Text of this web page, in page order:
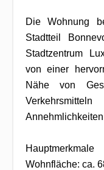
Die Wohnung
Stadtteil
Stadtzentrum
von einer
Nähe von
Hauptmerkmale
Wohnfläche: ca.